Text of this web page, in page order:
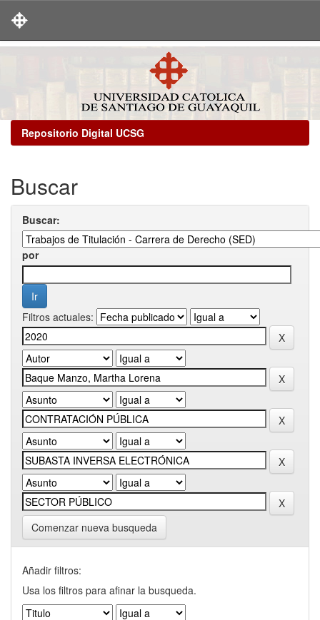
Repositorio Digital UCSG
Buscar
Buscar:
por
Filtros actuales:
Comenzar nueva busqueda
Añadir filtros:
Usa los filtros para afinar la busqueda.